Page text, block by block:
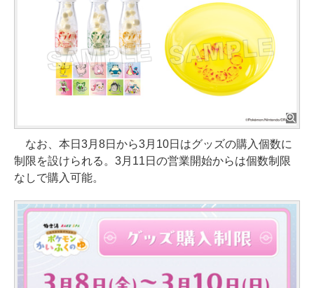
なお、本日3月8日から3月10日はグッズの購入個数に
制限を設けられる。3月11日の営業開始からは個数制限
なしで購入可能。